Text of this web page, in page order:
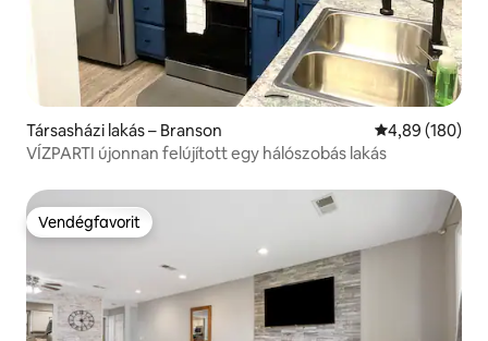
Társasházi lakás – Branson Átlagos
4,89 (180)
VÍZPARTI újonnan felújított egy hálószobás lakás
Vendégfavorit
Vendégfavorit